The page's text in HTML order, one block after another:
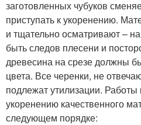
заготовленных чубуков
приступать к укоренению.
и тщательно осматривают –
быть следов плесени и
древесина на срезе должны
цвета. Все черенки, не
подлежат утилизации. Работы
укоренению качественного
следующем порядке: